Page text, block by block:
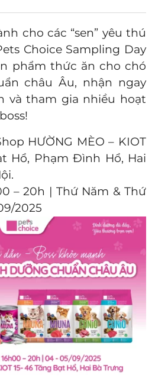
cho các “sen” yêu thú
Choice Sampling Day
phẩm thức ăn cho chó
châu Âu, nhận ngay
và tham gia nhiều hoạt
HƯỜNG MÈO – KIOT
Hổ, Phạm Đình Hổ, Hai
– 20h | Thứ Năm & Thứ
2025